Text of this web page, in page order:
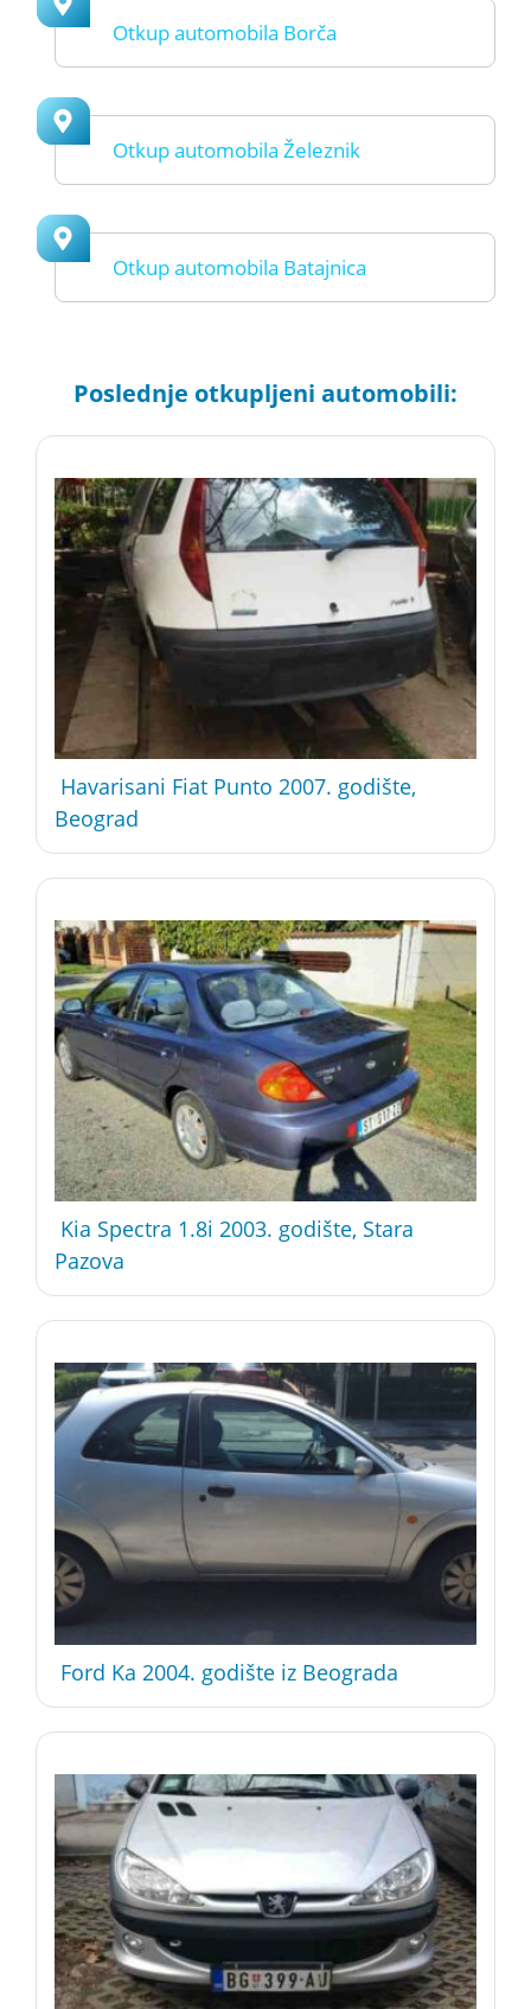
Otkup automobila Borča
Otkup automobila Železnik
Otkup automobila Batajnica
Poslednje otkupljeni automobili:
Havarisani Fiat Punto 2007. godište,
Beograd
Kia Spectra 1.8i 2003. godište, Stara
Pazova
Ford Ka 2004. godište iz Beograda